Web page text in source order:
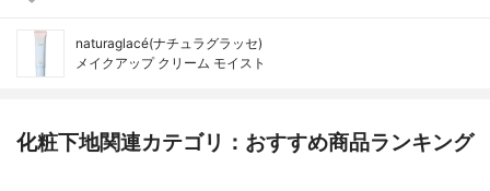
naturaglacé(ナチュラグラッセ)
メイクアップ クリーム モイスト
化粧下地関連カテゴリ：おすすめ商品ランキング